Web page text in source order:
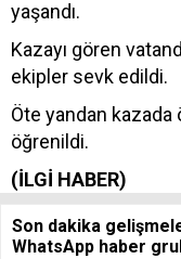
yaşandı.
Kazayı gören
ekipler sevk edildi.
Öte yandan kazada
öğrenildi.
(İLGİ HABER)
Son dakika
WhatsApp haber